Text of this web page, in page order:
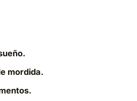
mordida.